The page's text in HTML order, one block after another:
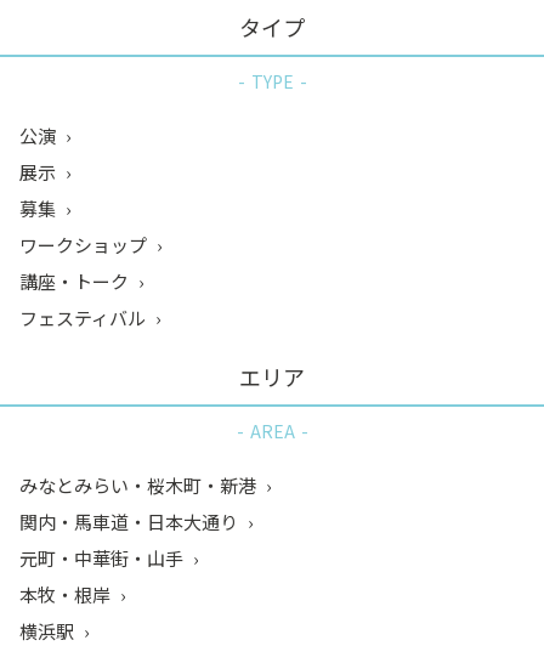
タイプ
TYPE
公演
展示
募集
ワークショップ
講座・トーク
フェスティバル
エリア
AREA
みなとみらい・桜木町・新港
関内・馬車道・日本大通り
元町・中華街・山手
本牧・根岸
横浜駅